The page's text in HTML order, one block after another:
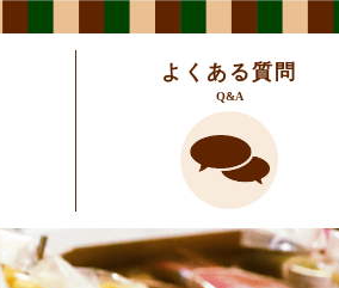
よくある質問
Q&A